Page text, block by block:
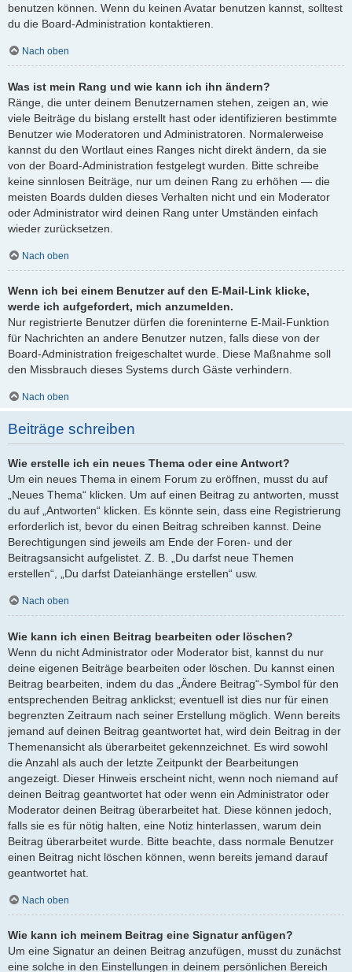
benutzen können. Wenn du keinen Avatar benutzen kannst, solltest
du die Board-Administration kontaktieren.
Nach oben
Was ist mein Rang und wie kann ich ihn ändern?
Ränge, die unter deinem Benutzernamen stehen, zeigen an, wie
viele Beiträge du bislang erstellt hast oder identifizieren bestimmte
Benutzer wie Moderatoren und Administratoren. Normalerweise
kannst du den Wortlaut eines Ranges nicht direkt ändern, da sie
von der Board-Administration festgelegt wurden. Bitte schreibe
keine sinnlosen Beiträge, nur um deinen Rang zu erhöhen — die
meisten Boards dulden dieses Verhalten nicht und ein Moderator
oder Administrator wird deinen Rang unter Umständen einfach
wieder zurücksetzen.
Nach oben
Wenn ich bei einem Benutzer auf den E-Mail-Link klicke,
werde ich aufgefordert, mich anzumelden.
Nur registrierte Benutzer dürfen die foreninterne E-Mail-Funktion
für Nachrichten an andere Benutzer nutzen, falls diese von der
Board-Administration freigeschaltet wurde. Diese Maßnahme soll
den Missbrauch dieses Systems durch Gäste verhindern.
Nach oben
Beiträge schreiben
Wie erstelle ich ein neues Thema oder eine Antwort?
Um ein neues Thema in einem Forum zu eröffnen, musst du auf
„Neues Thema“ klicken. Um auf einen Beitrag zu antworten, musst
du auf „Antworten“ klicken. Es könnte sein, dass eine Registrierung
erforderlich ist, bevor du einen Beitrag schreiben kannst. Deine
Berechtigungen sind jeweils am Ende der Foren- und der
Beitragsansicht aufgelistet. Z. B. „Du darfst neue Themen
erstellen“, „Du darfst Dateianhänge erstellen“ usw.
Nach oben
Wie kann ich einen Beitrag bearbeiten oder löschen?
Wenn du nicht Administrator oder Moderator bist, kannst du nur
deine eigenen Beiträge bearbeiten oder löschen. Du kannst einen
Beitrag bearbeiten, indem du das „Ändere Beitrag“-Symbol für den
entsprechenden Beitrag anklickst; eventuell ist dies nur für einen
begrenzten Zeitraum nach seiner Erstellung möglich. Wenn bereits
jemand auf deinen Beitrag geantwortet hat, wird dein Beitrag in der
Themenansicht als überarbeitet gekennzeichnet. Es wird sowohl
die Anzahl als auch der letzte Zeitpunkt der Bearbeitungen
angezeigt. Dieser Hinweis erscheint nicht, wenn noch niemand auf
deinen Beitrag geantwortet hat oder wenn ein Administrator oder
Moderator deinen Beitrag überarbeitet hat. Diese können jedoch,
falls sie es für nötig halten, eine Notiz hinterlassen, warum dein
Beitrag überarbeitet wurde. Bitte beachte, dass normale Benutzer
einen Beitrag nicht löschen können, wenn bereits jemand darauf
geantwortet hat.
Nach oben
Wie kann ich meinem Beitrag eine Signatur anfügen?
Um eine Signatur an deinen Beitrag anzufügen, musst du zunächst
eine solche in den Einstellungen in deinem persönlichen Bereich